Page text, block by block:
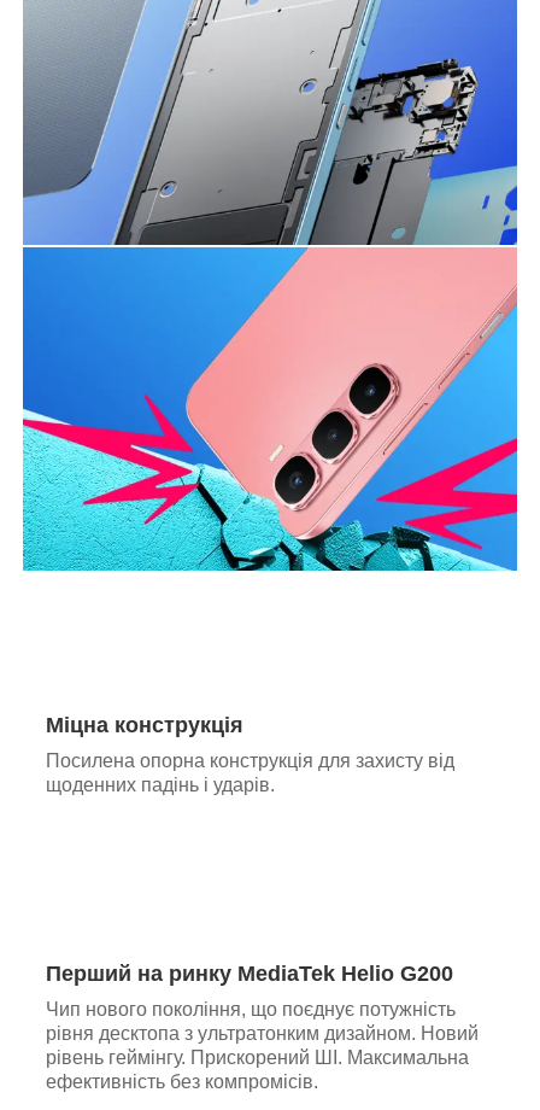
Міцна конструкція
Посилена опорна конструкція для захисту від
щоденних падінь і ударів.
Перший на ринку MediaTek Helio G200
Чип нового покоління, що поєднує потужність
рівня десктопа з ультратонким дизайном. Новий
рівень геймінгу. Прискорений ШІ. Максимальна
ефективність без компромісів.